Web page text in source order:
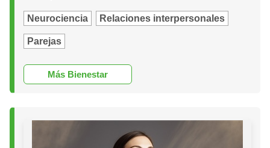
Neurociencia Relaciones interpersonales
Parejas
Más Bienestar